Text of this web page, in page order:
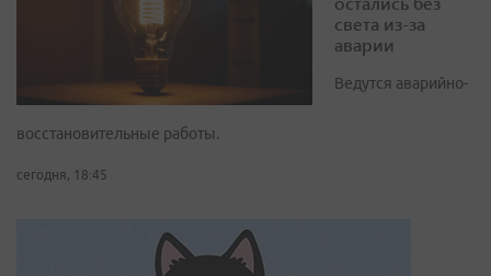
света из-за
аварии
Ведутся аварийно-
восстановительные работы.
сегодня, 18:45